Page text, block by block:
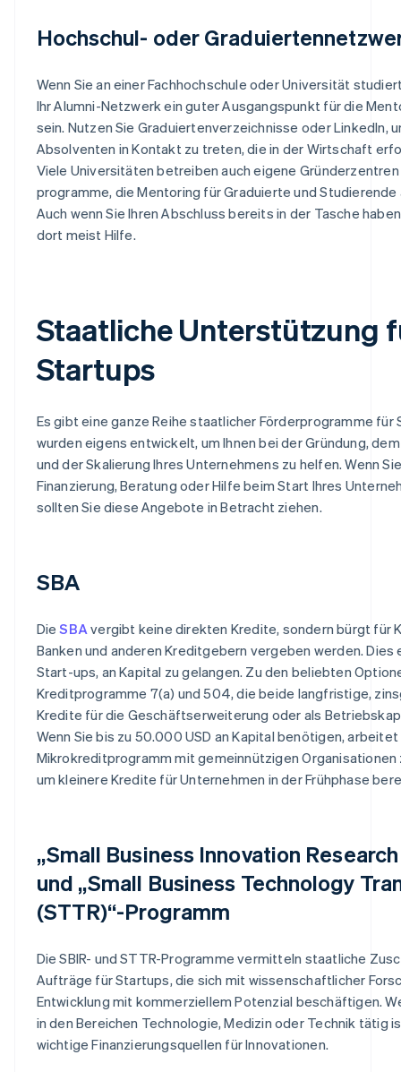
Hochschul- oder
Wenn Sie an einer Fachhochschule oder Universität
Ihr Alumni-Netzwerk ein guter Ausgangspunkt für die
sein. Nutzen Sie Graduiertenverzeichnisse oder LinkedIn,
Absolventen in Kontakt zu treten, die in der Wirtschaft
Viele Universitäten betreiben auch eigene
programme, die Mentoring für Graduierte und Studierende
Auch wenn Sie Ihren Abschluss bereits in der Tasche
dort meist Hilfe.
Staatliche Unterstützung
Startups
Es gibt eine ganze Reihe staatlicher Förderprogramme für
wurden eigens entwickelt, um Ihnen bei der Gründung,
und der Skalierung Ihres Unternehmens zu helfen. Wenn
Finanzierung, Beratung oder Hilfe beim Start Ihres
sollten Sie diese Angebote in Betracht ziehen.
SBA
DieSBA vergibt keine direkten Kredite, sondern bürgt für
Banken und anderen Kreditgebern vergeben werden.
Start-ups, an Kapital zu gelangen. Zu den beliebten
Kreditprogramme 7(a) und 504, die beide langfristige,
Kredite für die Geschäftserweiterung oder als
Wenn Sie bis zu 50.000 USD an Kapital benötigen, arbeitet
Mikrokreditprogramm mit gemeinnützigen Organisationen
um kleinere Kredite für Unternehmen in der Frühphase
„Small Business Innovation
und „Small Business Technology
(STTR)“-Programm
Die SBIR- und STTR-Programme vermitteln staatliche
Aufträge für Startups, die sich mit wissenschaftlicher
Entwicklung mit kommerziellem Potenzial beschäftigen.
in den Bereichen Technologie, Medizin oder Technik tätig
wichtige Finanzierungsquellen für Innovationen.